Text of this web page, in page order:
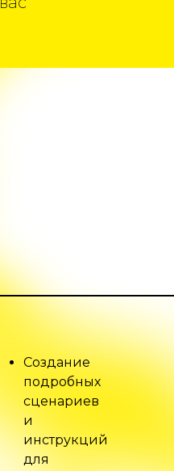
Создание
подробных
сценариев
и
инструкций
для